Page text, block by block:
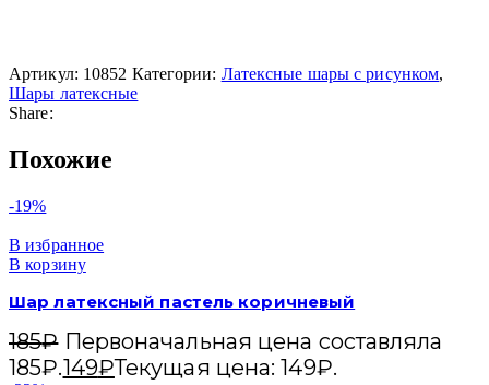
Артикул: 10852 Категории: Латексные шары с рисунком,
Шары латексные
Share:
Похожие
-19%
В избранное
В корзину
Шар латексный пастель коричневый
185₽ Первоначальная цена составляла
185₽.149₽Текущая цена: 149₽.